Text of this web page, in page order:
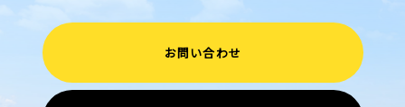
お問い合わせ